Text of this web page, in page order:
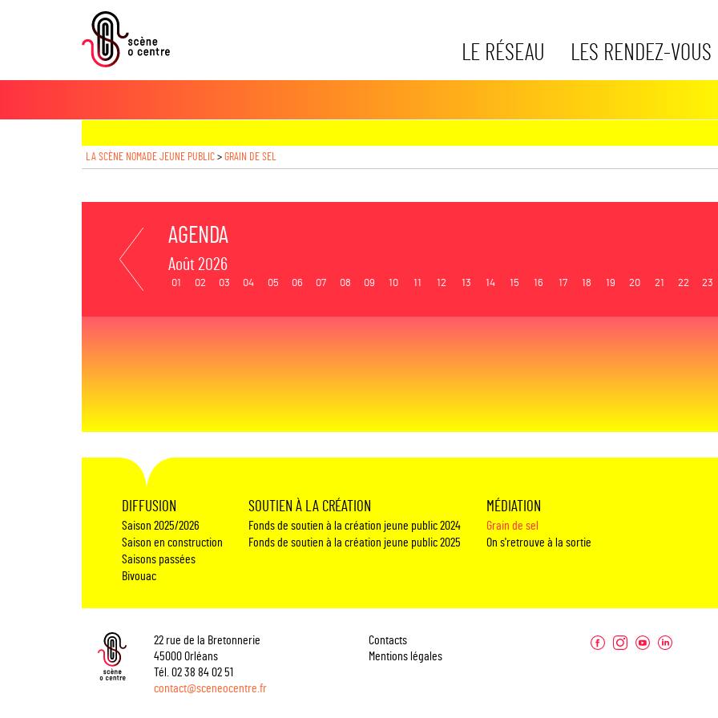
LE RÉSEAU LES RENDEZ-VOUS
LA SCÈNE NOMADE JEUNE PUBLIC > GRAIN DE SEL
AGENDA
Août 2026
01 02 03 04 05 06 07 08 09 10 11 12 13 14 15 16 17 18 19 20 21 22 23
DIFFUSION
Saison 2025/2026
Saison en construction
Saisons passées
Bivouac
SOUTIEN À LA CRÉATION
Fonds de soutien à la création jeune public 2024
Fonds de soutien à la création jeune public 2025
MÉDIATION
Grain de sel
On s'retrouve à la sortie
22 rue de la Bretonnerie
45000 Orléans
Tél. 02 38 84 02 51
contact@sceneocentre.fr
Contacts
Mentions légales